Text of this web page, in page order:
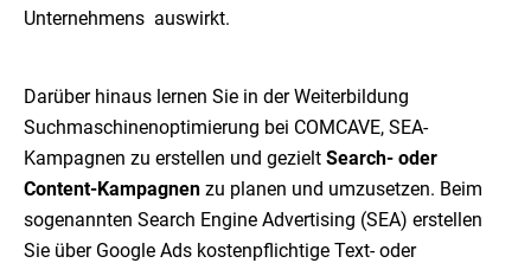
Unternehmens auswirkt.
Darüber hinaus lernen Sie in der Weiterbildung
Suchmaschinenoptimierung bei COMCAVE, SEA-
Kampagnen zu erstellen und gezielt Search- oder
Content-Kampagnen zu planen und umzusetzen. Beim
sogenannten Search Engine Advertising (SEA) erstellen
Sie über Google Ads kostenpflichtige Text- oder